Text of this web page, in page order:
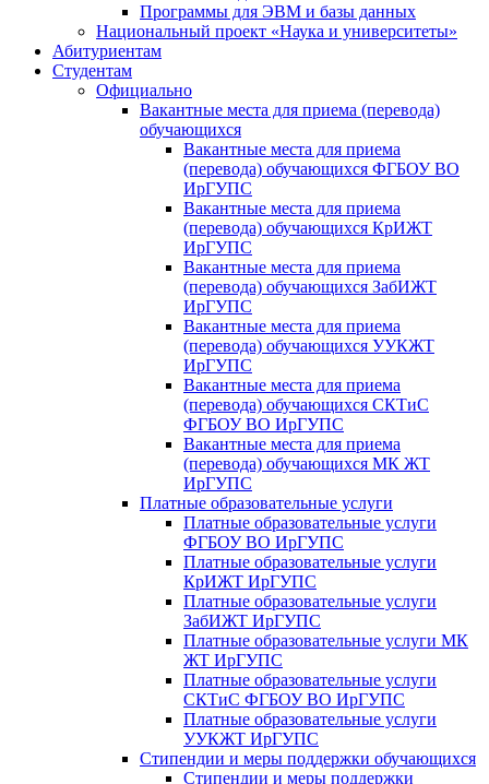
Программы для ЭВМ и базы данных
Национальный проект «Наука и университеты»
Абитуриентам
Студентам
Официально
Вакантные места для приема (перевода)
обучающихся
Вакантные места для приема
(перевода) обучающихся ФГБОУ ВО
ИрГУПС
Вакантные места для приема
(перевода) обучающихся КрИЖТ
ИрГУПС
Вакантные места для приема
(перевода) обучающихся ЗабИЖТ
ИрГУПС
Вакантные места для приема
(перевода) обучающихся УУКЖТ
ИрГУПС
Вакантные места для приема
(перевода) обучающихся СКТиС
ФГБОУ ВО ИрГУПС
Вакантные места для приема
(перевода) обучающихся МК ЖТ
ИрГУПС
Платные образовательные услуги
Платные образовательные услуги
ФГБОУ ВО ИрГУПС
Платные образовательные услуги
КрИЖТ ИрГУПС
Платные образовательные услуги
ЗабИЖТ ИрГУПС
Платные образовательные услуги МК
ЖТ ИрГУПС
Платные образовательные услуги
СКТиС ФГБОУ ВО ИрГУПС
Платные образовательные услуги
УУКЖТ ИрГУПС
Стипендии и меры поддержки обучающихся
Стипендии и меры поддержки